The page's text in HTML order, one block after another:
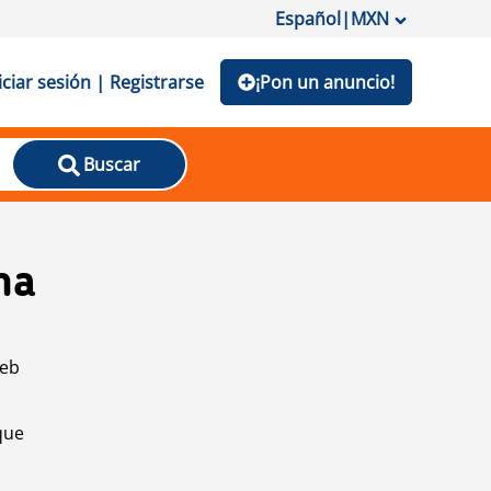
Español|MXN
sesión | Registrarse ¡Pon un anuncio!
Buscar